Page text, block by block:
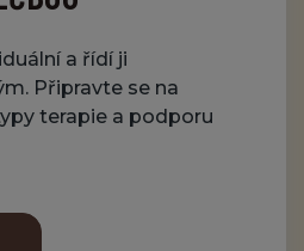
a řídí ji
Připravte se na
terapie a podporu